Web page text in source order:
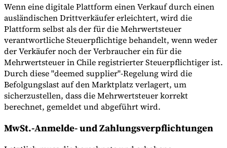
Wenn eine digitale Plattform einen Verkauf durch einen
ausländischen Drittverkäufer erleichtert, wird die
Plattform selbst als der für die Mehrwertsteuer
verantwortliche Steuerpflichtige behandelt, wenn weder
der Verkäufer noch der Verbraucher ein für die
Mehrwertsteuer in Chile registrierter Steuerpflichtiger ist.
Durch diese "deemed supplier"-Regelung wird die
Befolgungslast auf den Marktplatz verlagert, um
sicherzustellen, dass die Mehrwertsteuer korrekt
berechnet, gemeldet und abgeführt wird.
MwSt.-Anmelde- und Zahlungsverpflichtungen